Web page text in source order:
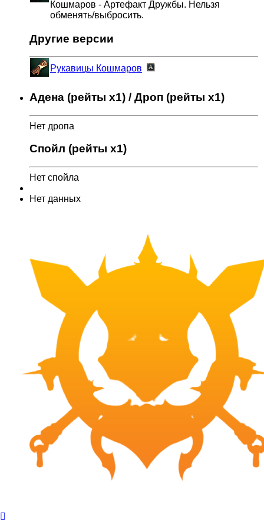
Кошмаров - Артефакт Дружбы. Нельзя
обменять/выбросить.
Другие версии
Рукавицы Кошмаров
Адена (рейты x1) / Дроп (рейты x1)
Нет дропа
Спойл (рейты x1)
Нет спойла
Нет данных